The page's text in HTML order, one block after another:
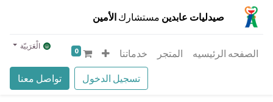
صيدليات عابدين مستشارك الأمين
تسجيل الدخول تواصل معنا
الصفحه الرئيسيه المتجر خدماتنا 0 الْعَرَبيّة